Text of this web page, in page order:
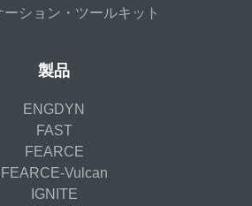
ーション・ツールキット
製品
ENGDYN
FAST
FEARCE
FEARCE-Vulcan
IGNITE